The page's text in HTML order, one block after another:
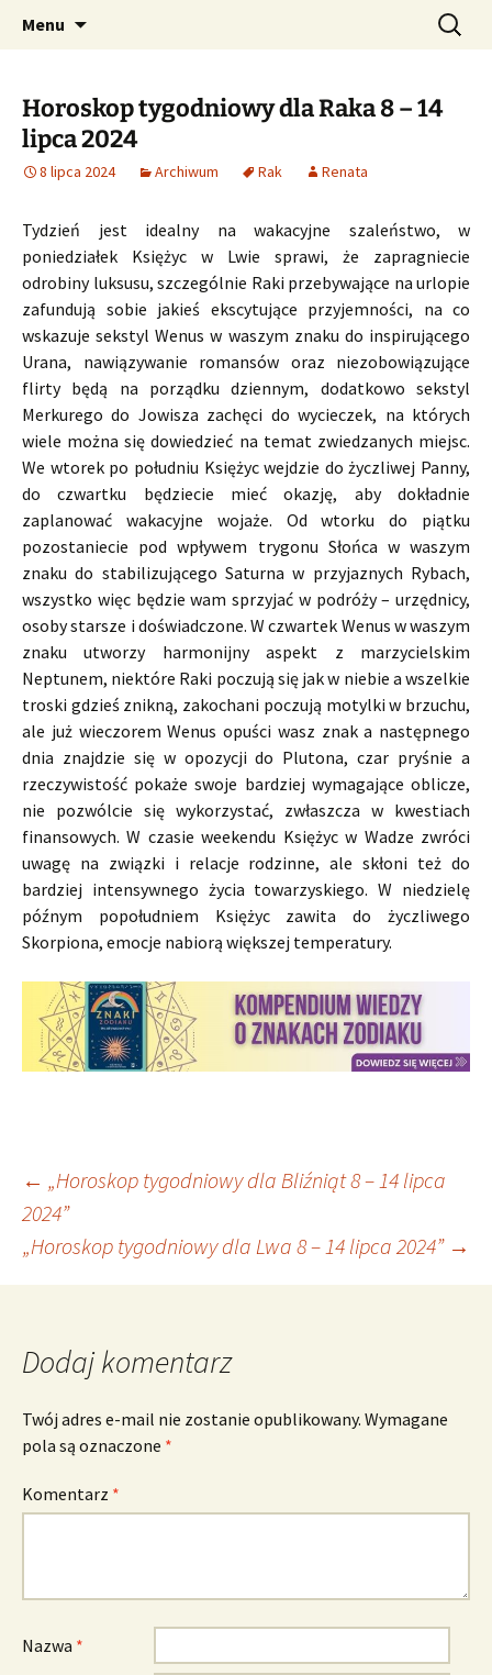
CzaroMarowy horoskop
dzienny, miesięczny i
tygodniowy
Profesjonalne przepowiednie astrologiczne
Menu Szukaj:
Horoskop tygodniowy dla Raka 8 – 14
lipca 2024
8 lipca 2024 Archiwum Rak Renata
Tydzień jest idealny na wakacyjne szaleństwo, w
poniedziałek Księżyc w Lwie sprawi, że zapragniecie
odrobiny luksusu, szczególnie Raki przebywające na urlopie
zafundują sobie jakieś ekscytujące przyjemności, na co
wskazuje sekstyl Wenus w waszym znaku do inspirującego
Urana, nawiązywanie romansów oraz niezobowiązujące
flirty będą na porządku dziennym, dodatkowo sekstyl
Merkurego do Jowisza zachęci do wycieczek, na których
wiele można się dowiedzieć na temat zwiedzanych miejsc.
We wtorek po południu Księżyc wejdzie do życzliwej Panny,
do czwartku będziecie mieć okazję, aby dokładnie
zaplanować wakacyjne wojaże. Od wtorku do piątku
pozostaniecie pod wpływem trygonu Słońca w waszym
znaku do stabilizującego Saturna w przyjaznych Rybach,
wszystko więc będzie wam sprzyjać w podróży – urzędnicy,
osoby starsze i doświadczone. W czwartek Wenus w waszym
znaku utworzy harmonijny aspekt z marzycielskim
Neptunem, niektóre Raki poczują się jak w niebie a wszelkie
troski gdzieś znikną, zakochani poczują motylki w brzuchu,
ale już wieczorem Wenus opuści wasz znak a następnego
dnia znajdzie się w opozycji do Plutona, czar pryśnie a
rzeczywistość pokaże swoje bardziej wymagające oblicze,
nie pozwólcie się wykorzystać, zwłaszcza w kwestiach
finansowych. W czasie weekendu Księżyc w Wadze zwróci
uwagę na związki i relacje rodzinne, ale skłoni też do
bardziej intensywnego życia towarzyskiego. W niedzielę
późnym popołudniem Księżyc zawita do życzliwego
Skorpiona, emocje nabiorą większej temperatury.
Nawigacja
wpisu
← „Horoskop tygodniowy dla Bliźniąt 8 – 14 lipca
2024”
„Horoskop tygodniowy dla Lwa 8 – 14 lipca 2024” →
Dodaj komentarz
Twój adres e-mail nie zostanie opublikowany. Wymagane
pola są oznaczone *
Komentarz *
Nazwa *